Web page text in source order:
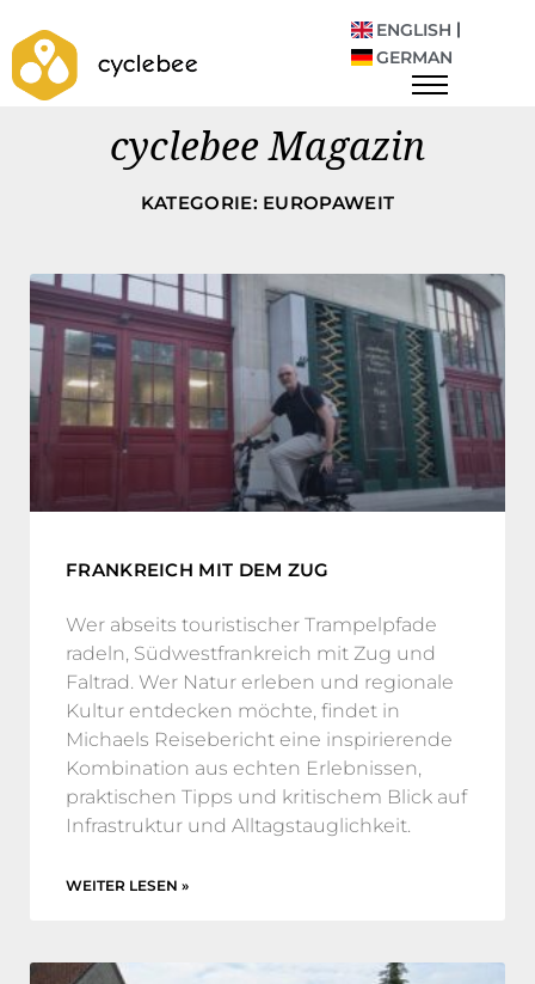
ENGLISH
GERMAN
cyclebee Magazin
KATEGORIE: EUROPAWEIT
FRANKREICH MIT DEM ZUG
Wer abseits touristischer Trampelpfade
radeln, Südwestfrankreich mit Zug und
Faltrad. Wer Natur erleben und regionale
Kultur entdecken möchte, findet in
Michaels Reisebericht eine inspirierende
Kombination aus echten Erlebnissen,
praktischen Tipps und kritischem Blick auf
Infrastruktur und Alltagstauglichkeit.
WEITER LESEN »